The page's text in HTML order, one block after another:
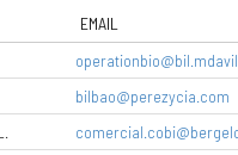
EMAIL
bilbao@perezycia.com